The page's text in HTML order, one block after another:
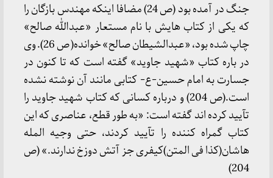
جنگ در آمده بود (ص 24) مضافا اینکه مهندس بازگان را
که یکی از کتاب هایش با نام مستعار «عبدالله صالح»
چاپ شده بود، «عبدالشیطان صالح» خوانده( ص 26). وی
در باره کتاب «شهید جاوید» گفته است که تا کنون در
جسارت به امام حسین-ع- کتابی مانند آن نوشته نشده
است.(ص 204) و درباره کسانی که کتاب شهید جاوید را
تآیید کرده اند گفته است: «به طور قطع، عناصری که این
کتاب گمراه کننده را تآیید کردند، حتی وجیه المله
هاشان(کذا فی المتن)کیفری جز آتش دوزخ ندارند.» (ص
204)